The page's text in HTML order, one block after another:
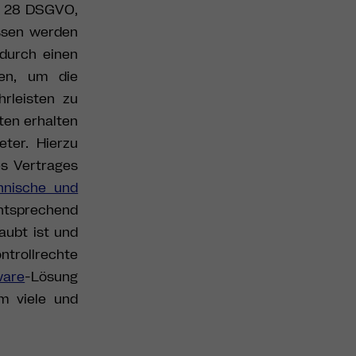
DSGVO,
werden
einen
um die
zu
erhalten
Hierzu
Vertrages
und
ist und
-Lösung
viele und